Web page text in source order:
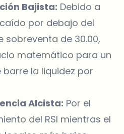
Bajista: Debido a
por debajo del
de 30.00,
matemático para un
la liquidez por
Alcista: Por el
del RSI mientras el